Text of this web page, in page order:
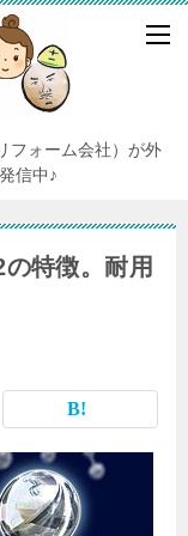
フォーム会社）が外
信中♪
特徴。耐用